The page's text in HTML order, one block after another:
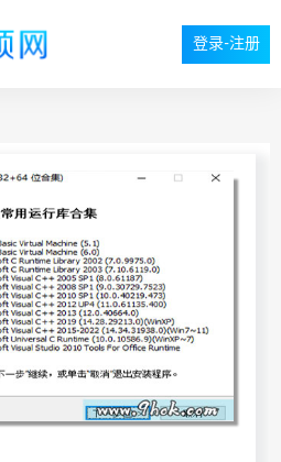
登录-注册